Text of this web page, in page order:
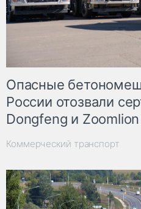
Опасные
России отозвали
Dongfeng и Zoomlion
Коммерческий транспорт